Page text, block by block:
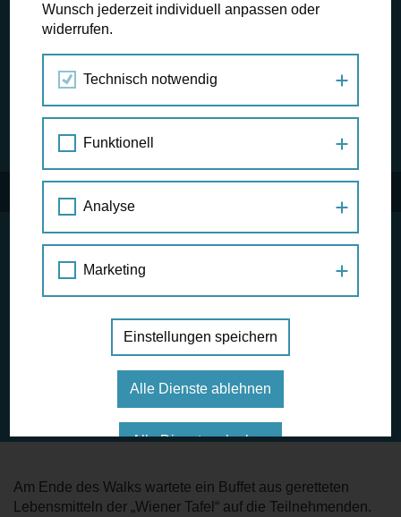
WALK with me – eine
Leopoldstadt
Projekt, Aktion # 7
Am 28. Juni luden wir zu einer Entdeckungstour rund um
das Nordbahnhofgelände. Unter dem Motto „Alt. Jung. Alt.
die die eine oder andere Story und Anekdote für uns bereit
Erkenntnis des Walks: das Leben in der Stadt muss nicht
Am Ende des Walks wartete ein Buffet aus geretteten
Lebensmitteln der „Wiener Tafel“ auf die Teilnehmenden.
Wunsch jederzeit individuell anpassen oder
widerrufen.
Technisch notwendig
Funktionell
Analyse
Marketing
Einstellungen speichern
Alle Dienste ablehnen
Alle Dienste erlauben